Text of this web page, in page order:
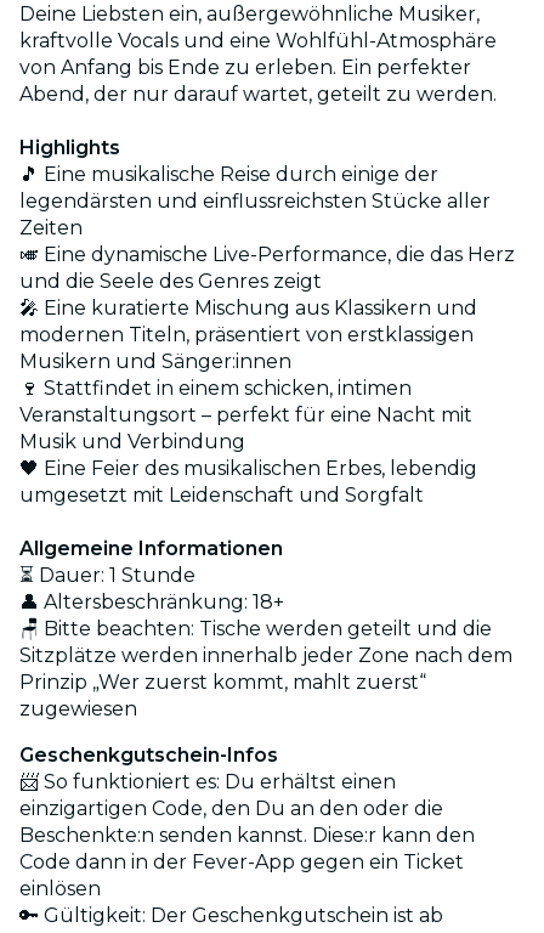
Deine Liebsten ein, außergewöhnliche Musiker,
kraftvolle Vocals und eine Wohlfühl-Atmosphäre
von Anfang bis Ende zu erleben. Ein perfekter
Abend, der nur darauf wartet, geteilt zu werden.
Highlights
🎵 Eine musikalische Reise durch einige der
legendärsten und einflussreichsten Stücke aller
Zeiten
🎺 Eine dynamische Live-Performance, die das Herz
und die Seele des Genres zeigt
🎤 Eine kuratierte Mischung aus Klassikern und
modernen Titeln, präsentiert von erstklassigen
Musikern und Sänger:innen
🍷 Stattfindet in einem schicken, intimen
Veranstaltungsort – perfekt für eine Nacht mit
Musik und Verbindung
🖤 Eine Feier des musikalischen Erbes, lebendig
umgesetzt mit Leidenschaft und Sorgfalt
Allgemeine Informationen
⏳ Dauer: 1 Stunde
👤 Altersbeschränkung: 18+
🪑 Bitte beachten: Tische werden geteilt und die
Sitzplätze werden innerhalb jeder Zone nach dem
Prinzip „Wer zuerst kommt, mahlt zuerst“
zugewiesen
Geschenkgutschein-Infos
📨 So funktioniert es: Du erhältst einen
einzigartigen Code, den Du an den oder die
Beschenkte:n senden kannst. Diese:r kann den
Code dann in der Fever-App gegen ein Ticket
einlösen
🔑 Gültigkeit: Der Geschenkgutschein ist ab